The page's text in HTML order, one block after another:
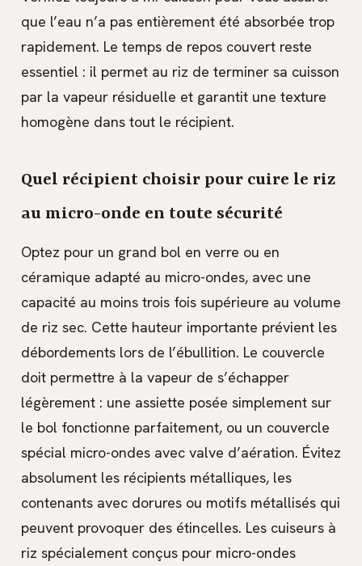
que l’eau n’a pas entièrement été absorbée trop
rapidement. Le temps de repos couvert reste
essentiel : il permet au riz de terminer sa cuisson
par la vapeur résiduelle et garantit une texture
homogène dans tout le récipient.
Quel récipient choisir pour cuire le riz
au micro-onde en toute sécurité
Optez pour un grand bol en verre ou en
céramique adapté au micro-ondes, avec une
capacité au moins trois fois supérieure au volume
de riz sec. Cette hauteur importante prévient les
débordements lors de l’ébullition. Le couvercle
doit permettre à la vapeur de s’échapper
légèrement : une assiette posée simplement sur
le bol fonctionne parfaitement, ou un couvercle
spécial micro-ondes avec valve d’aération. Évitez
absolument les récipients métalliques, les
contenants avec dorures ou motifs métallisés qui
peuvent provoquer des étincelles. Les cuiseurs à
riz spécialement conçus pour micro-ondes